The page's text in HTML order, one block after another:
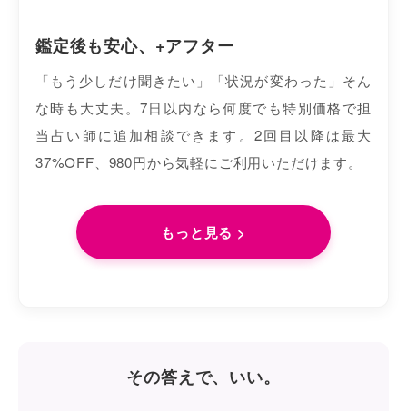
鑑定後も安心、+アフター
「もう少しだけ聞きたい」「状況が変わった」そん
な時も大丈夫。7日以内なら何度でも特別価格で担
当占い師に追加相談できます。2回目以降は最大
37%OFF、980円から気軽にご利用いただけます。
もっと見る >
その答えで、いい。